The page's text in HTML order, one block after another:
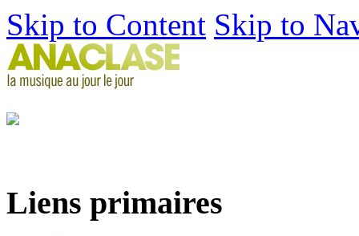
Skip to Content Skip to
Liens primaires